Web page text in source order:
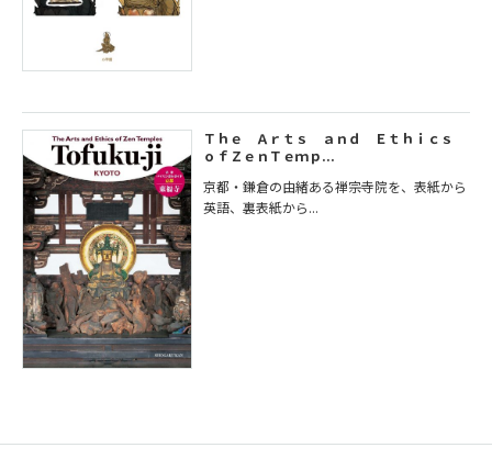
Ｔｈｅ Ａｒｔｓ ａｎｄ Ｅｔｈｉｃｓ
ｏｆＺｅｎＴｅｍｐ...
京都・鎌倉の由緒ある禅宗寺院を、表紙から
英語、裏表紙から...